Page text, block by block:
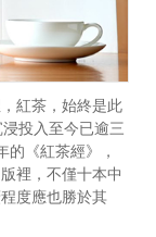
紅茶，始終是此
投入至今已逾三
《紅茶經》，
裡，不僅十本中
度應也勝於其